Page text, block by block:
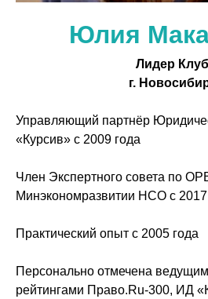
Юлия
Лидер
г.
Управляющий партнёр
«Курсив» с 2009 года
Член Экспертного совета по
Минэкономразвитии НСО с 2017
Практический опыт с 2005 года
Персонально отмечена
рейтингами Право.Ru-300, ИД